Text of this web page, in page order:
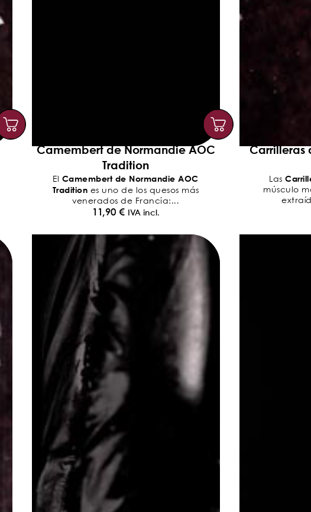
Camembert de Normandie AOC
Tradition
El Camembert de Normandie AOC
Tradition es uno de los quesos más
venerados de Francia:...
11,90 € IVA incl.
Carrilleras
Las
músculo